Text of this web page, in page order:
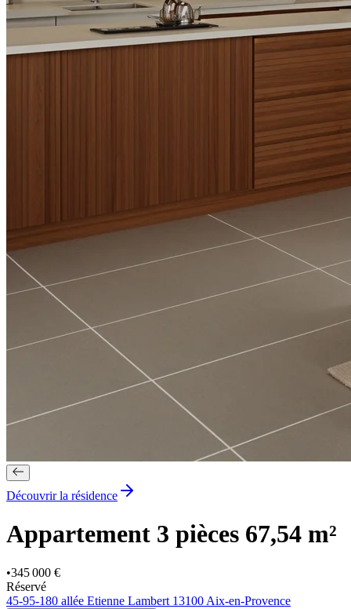
Découvrir la résidence
Appartement 3 pièces 67,54 m²
•345 000 €
Réservé
45-95-180 allée Etienne Lambert 13100 Aix-en-Provence